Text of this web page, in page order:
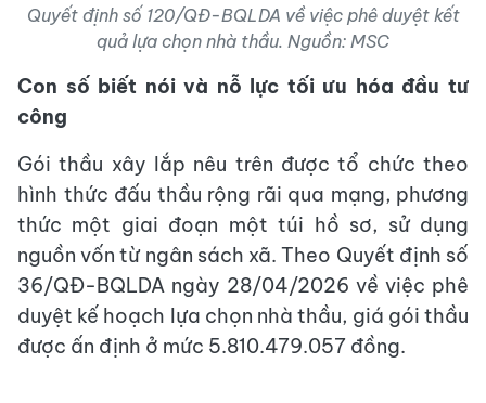
Quyết định số 120/QĐ-BQLDA về việc phê duyệt kết
quả lựa chọn nhà thầu. Nguồn: MSC
Con số biết nói và nỗ lực tối ưu hóa đầu tư
công
Gói thầu xây lắp nêu trên được tổ chức theo
hình thức đấu thầu rộng rãi qua mạng, phương
thức một giai đoạn một túi hồ sơ, sử dụng
nguồn vốn từ ngân sách xã. Theo Quyết định số
36/QĐ-BQLDA ngày 28/04/2026 về việc phê
duyệt kế hoạch lựa chọn nhà thầu, giá gói thầu
được ấn định ở mức 5.810.479.057 đồng.